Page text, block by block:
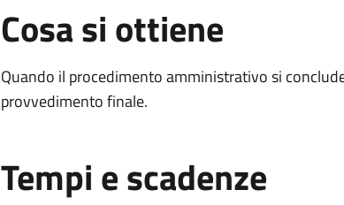
Cosa si ottiene
Quando il procedimento amministrativo si
provvedimento finale.
Tempi e scadenze